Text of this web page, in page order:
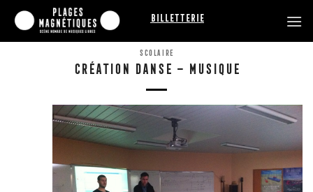
Passer
contenu
Billetterie
SCOLAIRE
CRÉATION DANSE – MUSIQUE